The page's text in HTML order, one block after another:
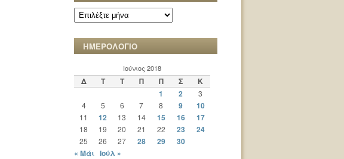
ΑΡΧΕΙΟ
ΧΡΟΝΙΚΩΝ
ΗΜΕΡΟΛΟΓΙΟ
Ιούνιος 2018
Δ Τ Τ Π Π Σ
Κ
1
2
3
4
5 6 7 8 9 10
11 12 13 14 15 16 17
18 19 20 21 22 23 24
25 26 27 28 29
30
« Μάι Ιούλ »